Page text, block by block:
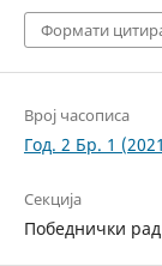
Формати
Bрој часописа
Год. 2 Бр. 1
Секција
Победнички